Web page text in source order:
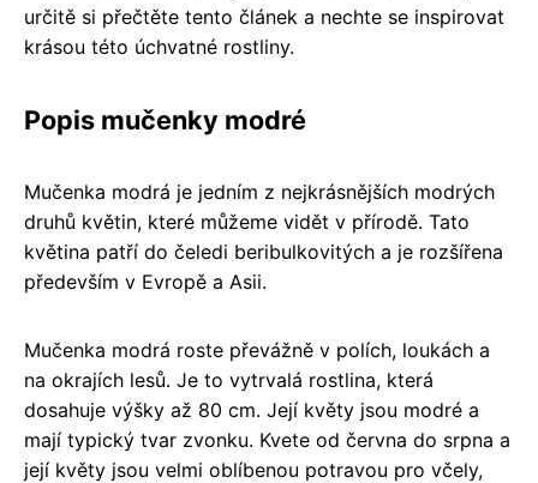
určitě si přečtěte tento článek a nechte se inspirovat
krásou této úchvatné rostliny.
Popis mučenky modré
Mučenka modrá je jedním z nejkrásnějších modrých
druhů květin, které můžeme vidět v přírodě. Tato
květina patří do čeledi beribulkovitých a je rozšířena
především v Evropě a Asii.
Mučenka modrá roste převážně v polích, loukách a
na okrajích lesů. Je to vytrvalá rostlina, která
dosahuje výšky až 80 cm. Její květy jsou modré a
mají typický tvar zvonku. Kvete od června do srpna a
její květy jsou velmi oblíbenou potravou pro včely,